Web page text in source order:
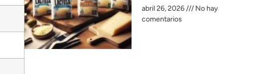
abril 26, 2026
No hay
comentarios